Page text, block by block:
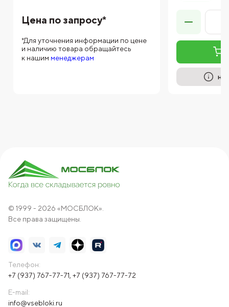
Цена по запросу*
*Для уточнения информации по цене
и наличию товара обращайтесь
к нашим менеджерам
на
© 1999 - 2026 «МОСБЛОК».
Все права защищены.
Телефон:
+7 (937) 767-77-71 +7 (937) 767-77-72
E-mail:
info@vsebloki.ru